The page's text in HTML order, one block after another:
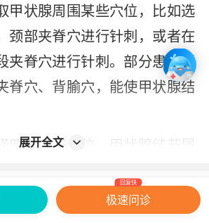
甲状腺周围某些穴位，比如选
颈部夹脊穴进行针刺，或者在
夹脊穴进行针刺。部分患者通
脊穴、背腧穴，能使甲状腺结
四肢远端穴位，甲状腺结节属
以会选择某些肝经、胆经上的
展开全文
极速问诊
回复快